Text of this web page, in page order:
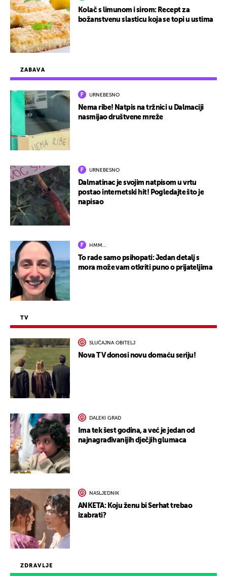
ZDRAVLJE
ZABAVA
URNEBESNO
Nema ribe! Natpis na tržnici u Dalmaciji
nasmijao društvene mreže
URNEBESNO
Dalmatinac je svojim natpisom u vrtu
postao internetski hit! Pogledajte što je
napisao
HMM…
To rade samo psihopati: Jedan detalj s
mora može vam otkriti puno o prijateljima
TV
SLUČAJNA OBITELJ
Nova TV donosi novu domaću seriju!
DALEKI GRAD
Ima tek šest godina, a već je jedan od
najnagrađivanijih dječjih glumaca
NASLJEDNIK
ANKETA: Koju ženu bi Serhat trebao
izabrati?
Kolač s limunom i sirom: Recept za
božanstvenu slasticu koja se topi u ustima